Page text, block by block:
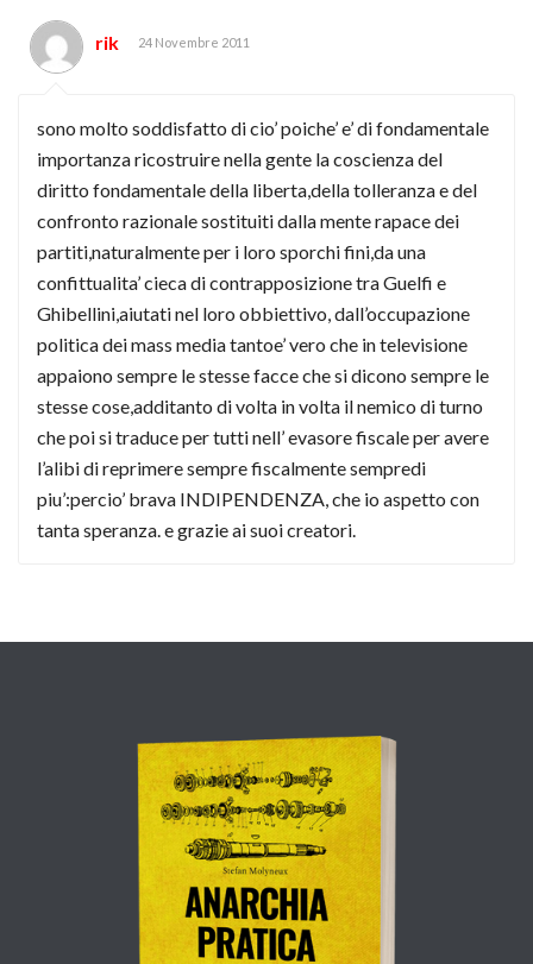
rik 24 Novembre 2011
sono molto soddisfatto di cio’ poiche’ e’ di fondamentale
importanza ricostruire nella gente la coscienza del
diritto fondamentale della liberta,della tolleranza e del
confronto razionale sostituiti dalla mente rapace dei
partiti,naturalmente per i loro sporchi fini,da una
confittualita’ cieca di contrapposizione tra Guelfi e
Ghibellini,aiutati nel loro obbiettivo, dall’occupazione
politica dei mass media tantoe’ vero che in televisione
appaiono sempre le stesse facce che si dicono sempre le
stesse cose,additanto di volta in volta il nemico di turno
che poi si traduce per tutti nell’ evasore fiscale per avere
l’alibi di reprimere sempre fiscalmente sempredi
piu’:percio’ brava INDIPENDENZA, che io aspetto con
tanta speranza. e grazie ai suoi creatori.